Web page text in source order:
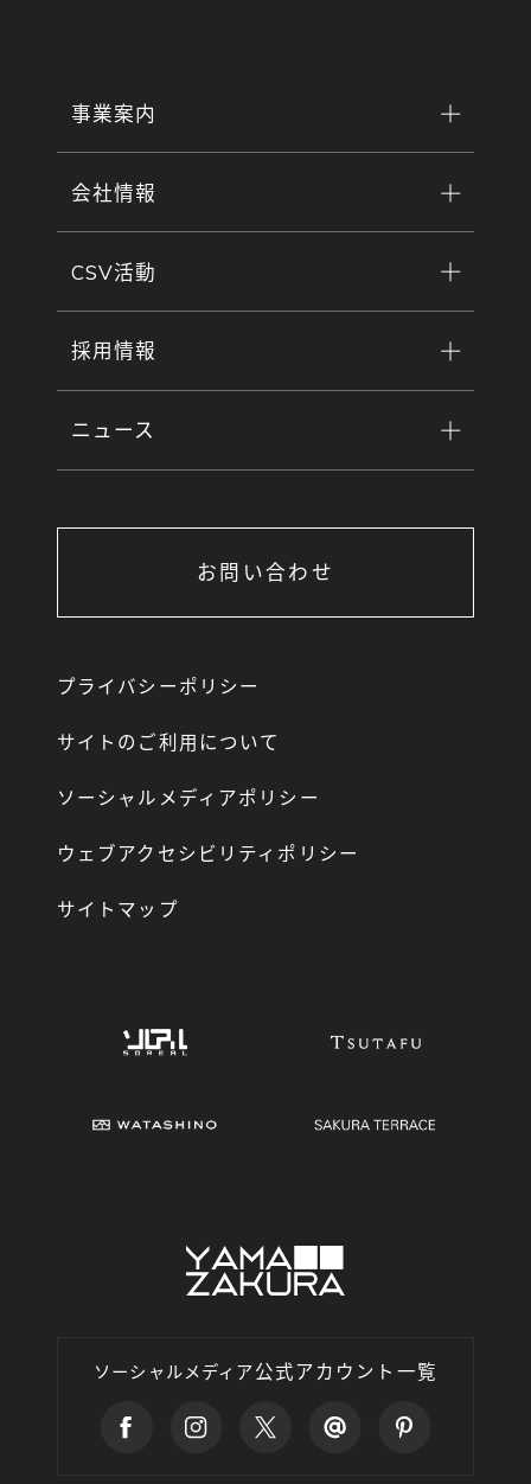
事業案内
会社情報
CSV活動
採用情報
ニュース
お問い合わせ
プライバシーポリシー
サイトのご利用について
ソーシャルメディアポリシー
ウェブアクセシビリティポリシー
サイトマップ
ソーシャルメディア公式アカウント一覧